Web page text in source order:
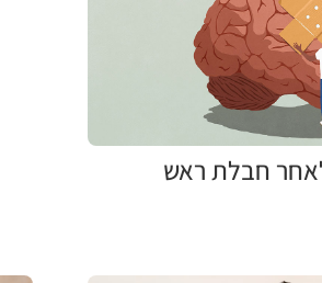
חבלת ראש